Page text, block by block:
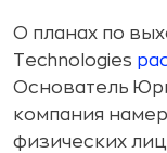
О планах по
Technologies
Основатель
компания
физических